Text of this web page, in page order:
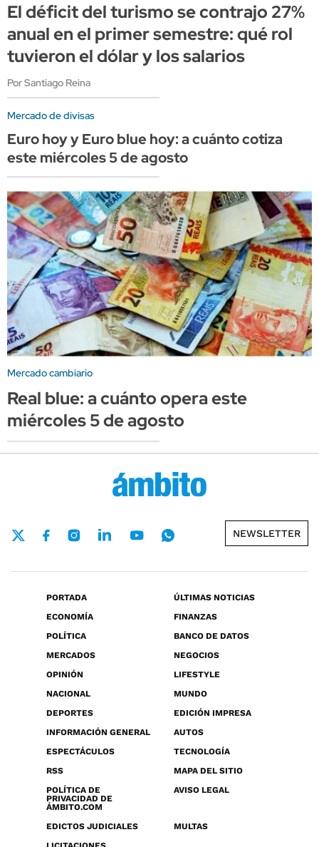
El déficit del turismo se contrajo 27%
anual en el primer semestre: qué rol
tuvieron el dólar y los salarios
Por Santiago Reina
Mercado de divisas
Euro hoy y Euro blue hoy: a cuánto cotiza
este miércoles 5 de agosto
Mercado cambiario
Real blue: a cuánto opera este
miércoles 5 de agosto
NEWSLETTER
PORTADA
ÚLTIMAS NOTICIAS
ECONOMÍA
FINANZAS
POLÍTICA
BANCO DE DATOS
MERCADOS
NEGOCIOS
OPINIÓN
LIFESTYLE
NACIONAL
MUNDO
DEPORTES
EDICIÓN IMPRESA
INFORMACIÓN GENERAL
AUTOS
ESPECTÁCULOS
TECNOLOGÍA
RSS
MAPA DEL SITIO
POLÍTICA DE
PRIVACIDAD DE
ÁMBITO.COM
AVISO LEGAL
EDICTOS JUDICIALES
MULTAS